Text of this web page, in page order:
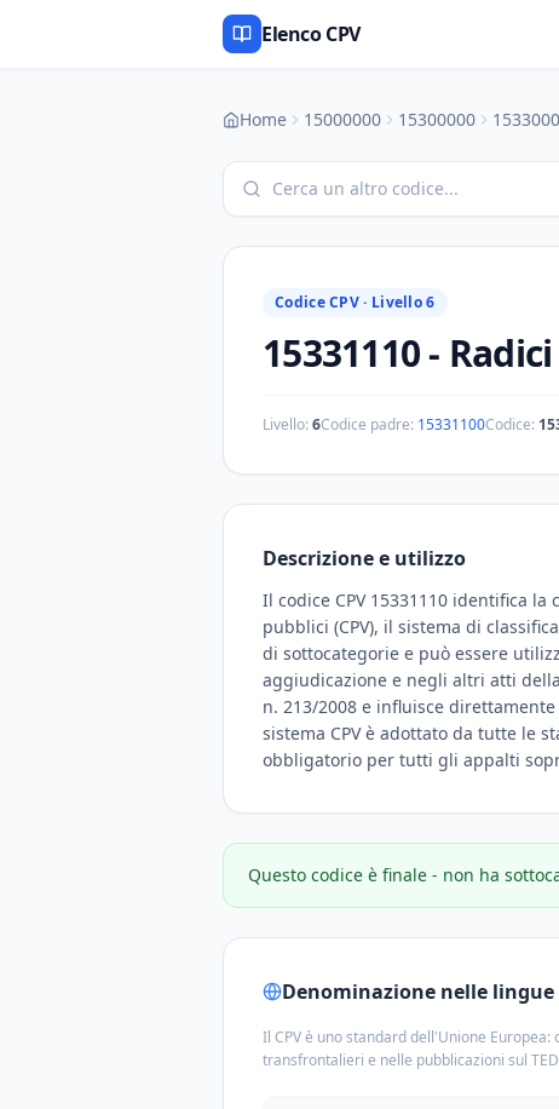
Elenco CPV
Home 15000000 15300000
Codice CPV · Livello 6
15331110-
Livello:6Codice padre: 15331100Codice:
Descrizione e utilizzo
Il codice CPV 15331110 identifica
pubblici (CPV), il sistema di
di sottocategorie e può essere
aggiudicazione e negli altri atti
n. 213/2008 e influisce
sistema CPV è adottato da tutte le
obbligatorio per tutti gli appalti
Questo codice è finale - non ha
Denominazione nelle
Il CPV è uno standard dell'Unione
transfrontalieri e nelle pubblicazioni sul